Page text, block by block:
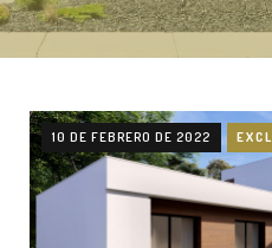
10 DE FEBRERO DE 2022